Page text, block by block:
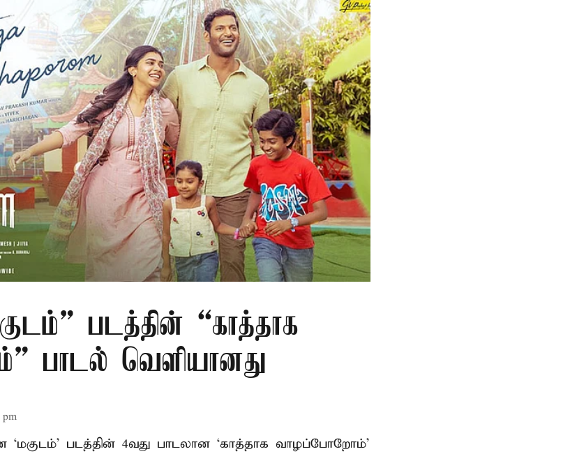
படத்தின் “காத்தாக
பாடல் வெளியானது
‘மகுடம்’ படத்தின் 4வது பாடலான ‘காத்தாக வாழப்போறோம்’